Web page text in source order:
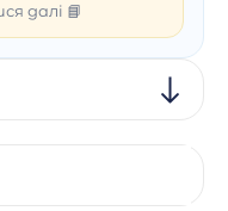
далі 📘